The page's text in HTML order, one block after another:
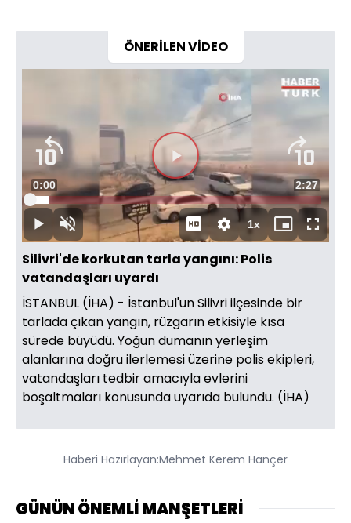
ÖNERİLEN VİDEO
DuraklatSesi
Aç
Süre
0:01 Toplam
Süre
2:27
Yüklendi:
6.74%
1xOynatma
Hızı
Mini
oynatıcı
Tam
Ekran
Silivri'de korkutan tarla yangını: Polis
vatandaşları uyardı
İSTANBUL (İHA) - İstanbul'un Silivri ilçesinde bir
tarlada çıkan yangın, rüzgarın etkisiyle kısa
sürede büyüdü. Yoğun dumanın yerleşim
alanlarına doğru ilerlemesi üzerine polis ekipleri,
vatandaşları tedbir amacıyla evlerini
boşaltmaları konusunda uyarıda bulundu. (İHA)
Haberi Hazırlayan:Mehmet Kerem Hançer
GÜNÜN ÖNEMLİ MANŞETLERİ